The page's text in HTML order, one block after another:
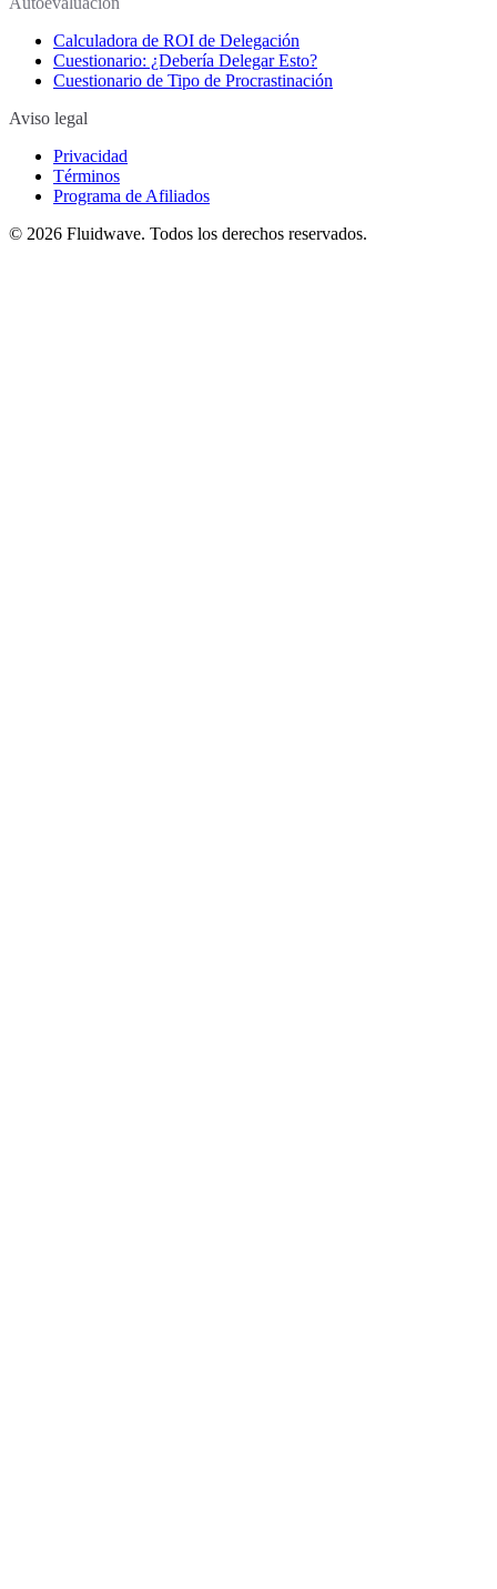
Calculadora de ROI de Delegación
Cuestionario: ¿Debería Delegar Esto?
Cuestionario de Tipo de Procrastinación
Aviso legal
Privacidad
Términos
Programa de Afiliados
© 2026 Fluidwave. Todos los derechos reservados.